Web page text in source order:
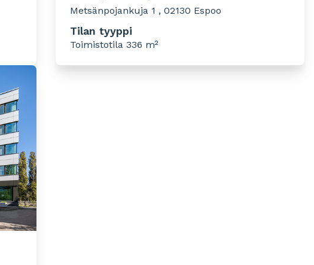
Metsänpojankuja 1 , 02130 Espoo
Tilan tyyppi
Toimistotila 336 m²